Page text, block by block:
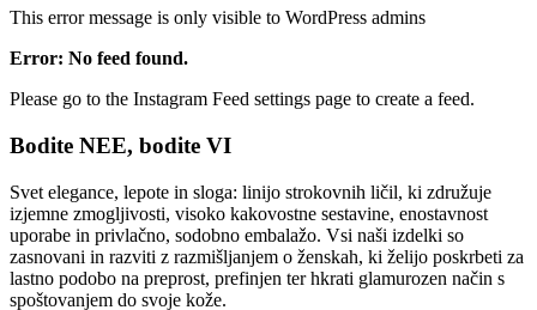
This error message is only visible to WordPress admins
Error: No feed found.
Please go to the Instagram Feed settings page to create a feed.
Bodite NEE, bodite VI
Svet elegance, lepote in sloga: linijo strokovnih ličil, ki združuje
izjemne zmogljivosti, visoko kakovostne sestavine, enostavnost
uporabe in privlačno, sodobno embalažo. Vsi naši izdelki so
zasnovani in razviti z razmišljanjem o ženskah, ki želijo poskrbeti za
lastno podobo na preprost, prefinjen ter hkrati glamurozen način s
spoštovanjem do svoje kože.